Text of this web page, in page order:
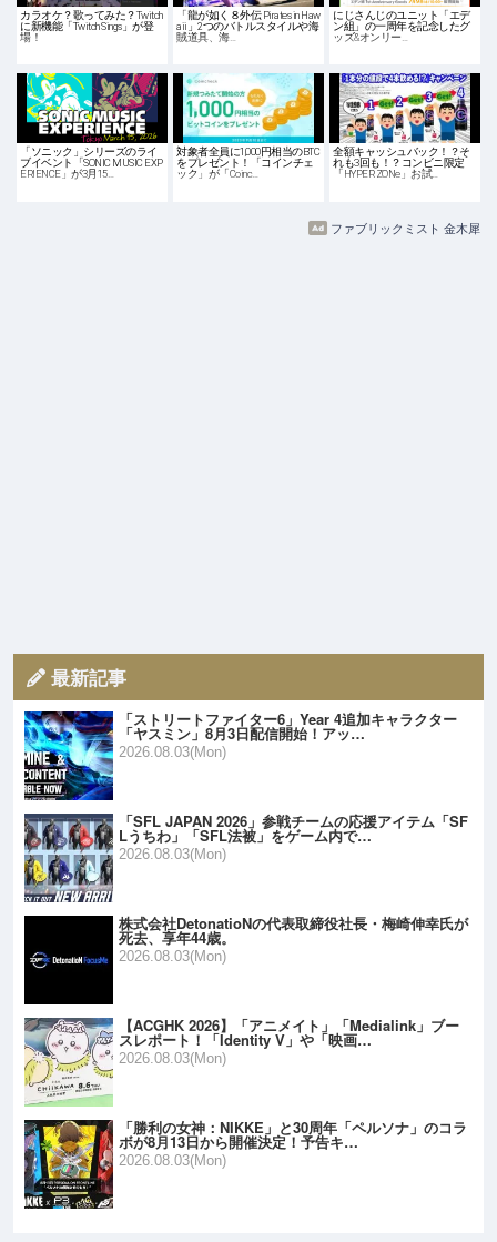
カラオケ？歌ってみた？Twitch
に新機能「Twitch Sings」が登
場！
「龍が如く８外伝 Pirates in Haw
aii」2つのバトルスタイルや海
賊道具、海…
にじさんじのユニット「エデ
ン組」の一周年を記念したグ
ッズ&オンリー…
「ソニック」シリーズのライ
ブイベント「SONIC MUSIC EXP
ERIENCE」が3月15…
対象者全員に1,000円相当のBTC
をプレゼント！「コインチェ
ック」が「Coinc…
全額キャッシュバック！？そ
れも3回も！？コンビニ限定
「HYPER ZONe」お試…
ファブリックミスト 金木犀
最新記事
「ストリートファイター6」Year 4追加キャラクター
「ヤスミン」8月3日配信開始！アッ…
2026.08.03(Mon)
「SFL JAPAN 2026」参戦チームの応援アイテム「SF
Lうちわ」「SFL法被」をゲーム内で…
2026.08.03(Mon)
株式会社DetonatioNの代表取締役社長・梅崎伸幸氏が
死去、享年44歳。
2026.08.03(Mon)
【ACGHK 2026】「アニメイト」「Medialink」ブー
スレポート！「Identity V」や「映画…
2026.08.03(Mon)
「勝利の女神：NIKKE」と30周年「ペルソナ」のコラ
ボが8月13日から開催決定！予告キ…
2026.08.03(Mon)